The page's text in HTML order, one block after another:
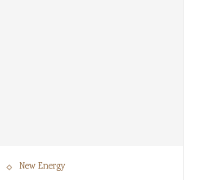
New Energy